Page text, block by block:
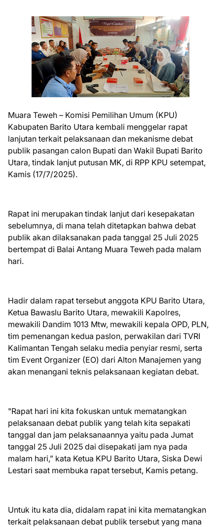
Muara Teweh – Komisi Pemilihan Umum (KPU)
Kabupaten Barito Utara kembali menggelar rapat
lanjutan terkait pelaksanaan dan mekanisme debat
publik pasangan calon Bupati dan Wakil Bupati Barito
Utara, tindak lanjut putusan MK, di RPP KPU setempat,
Kamis (17/7/2025).
Rapat ini merupakan tindak lanjut dari kesepakatan
sebelumnya, di mana telah ditetapkan bahwa debat
publik akan dilaksanakan pada tanggal 25 Juli 2025
bertempat di Balai Antang Muara Teweh pada malam
hari.
Hadir dalam rapat tersebut anggota KPU Barito Utara,
Ketua Bawaslu Barito Utara, mewakili Kapolres,
mewakili Dandim 1013 Mtw, mewakili kepala OPD, PLN,
tim pemenangan kedua paslon, perwakilan dari TVRI
Kalimantan Tengah selaku media penyiar resmi, serta
tim Event Organizer (EO) dari Alton Manajemen yang
akan menangani teknis pelaksanaan kegiatan debat.
"Rapat hari ini kita fokuskan untuk mematangkan
pelaksanaan debat publik yang telah kita sepakati
tanggal dan jam pelaksanaannya yaitu pada Jumat
tanggal 25 Juli 2025 dai disepakati jam nya pada
malam hari,” kata Ketua KPU Barito Utara, Siska Dewi
Lestari saat membuka rapat tersebut, Kamis petang.
Untuk itu kata dia, didalam rapat ini kita mematangkan
terkait pelaksanaan debat publik tersebut yang mana